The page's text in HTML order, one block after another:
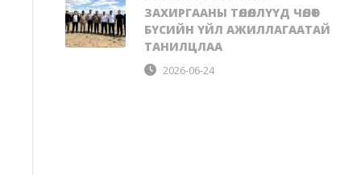
ЗАХИРГААНЫ ТӨЛӨӨЛЛҮҮД ЧӨЛӨӨТ
БҮСИЙН ҮЙЛ АЖИЛЛАГААТАЙ
ТАНИЛЦЛАА
2026-06-24